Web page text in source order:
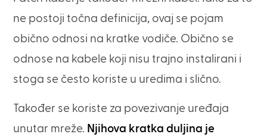
ne postoji točna definicija, ovaj se pojam
obično odnosi na kratke vodiče. Obično se
odnose na kabele koji nisu trajno instalirani i
stoga se često koriste u uredima i slično.
Također se koriste za povezivanje uređaja
unutar mreže. Njihova kratka duljina je